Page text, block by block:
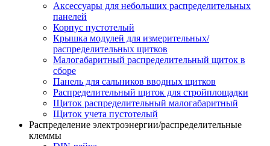
Аксессуары для небольших распределительных
панелей
Корпус пустотелый
Крышка модулей для измерительных/
распределительных щитков
Малогабаритный распределительный щиток в
сборе
Панель для сальников вводных щитков
Распределительный щиток для стройплощадки
Щиток распределительный малогабаритный
Щиток учета пустотелый
Распределение электроэнергии/распределительные
клеммы